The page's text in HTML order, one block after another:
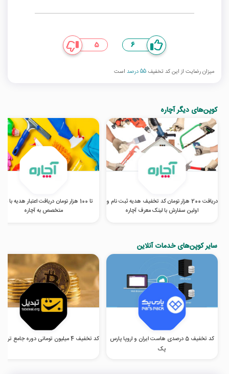
6
5
میزان رضایت از این کد تخفیف 55 درصد است
کوپن‌های دیگر آچاره
دریافت 200 هزار تومان کد تخفیف هدیه ثبت نام و
اولین سفارش با لینک معرف آچاره
تا 100 هزار تومان دریافت اعتبار هدیه با
متخصص به آچاره
سایر کوپن‌های خدمات آنلاین
کد تخفیف 5 درصدی هاست ایران و اروپا پارس
پک
کد تخفیف 4 میلیون تومانی دوره جامع ترید تبدیل